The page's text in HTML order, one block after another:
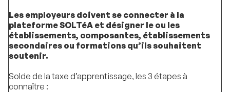
Les employeurs doivent se connecter à la
plateforme SOLTéA et désigner le ou les
établissements, composantes, établissements
secondaires ou formations qu’ils souhaitent
soutenir.
Solde de la taxe d’apprentissage, les 3 étapes à
connaître :